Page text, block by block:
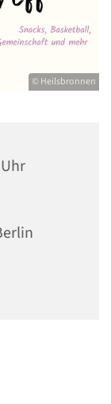
© Heilsbronnen